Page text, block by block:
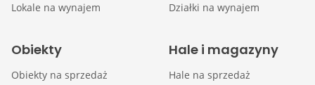
Lokale na wynajem
Działki na wynajem
Obiekty
Obiekty na sprzedaż
Hale i magazyny
Hale na sprzedaż